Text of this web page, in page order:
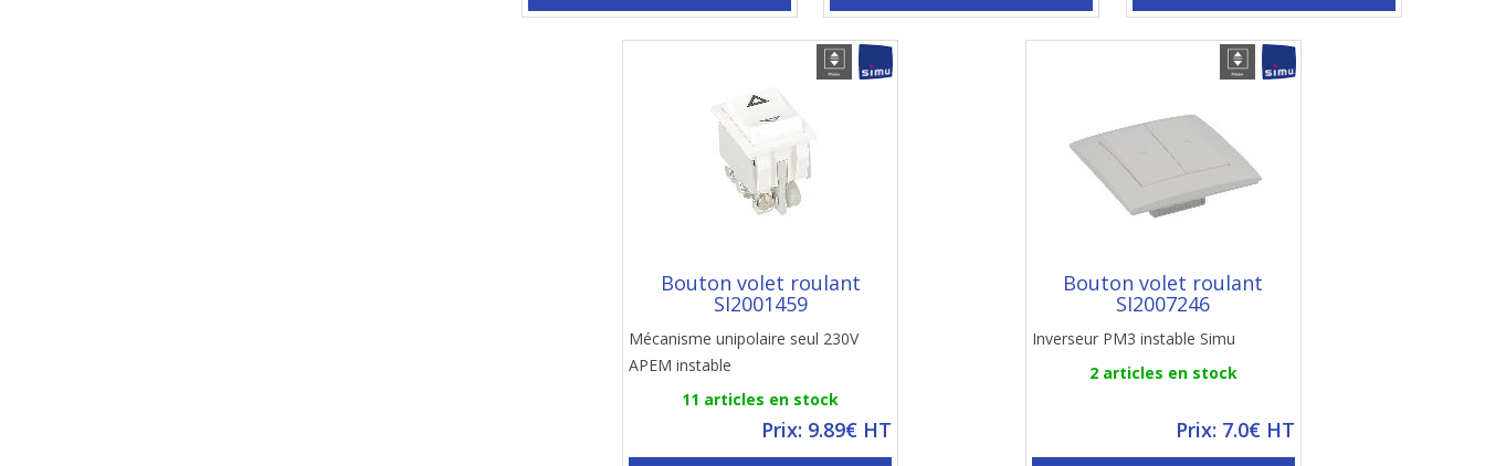
Bouton volet roulant
SI2001459
Mécanisme unipolaire seul 230V
APEM instable
11 articles en stock
Prix: 9.89€ HT
Bouton volet roulant
SI2007246
Inverseur PM3 instable Simu
2 articles en stock
Prix: 7.0€ HT